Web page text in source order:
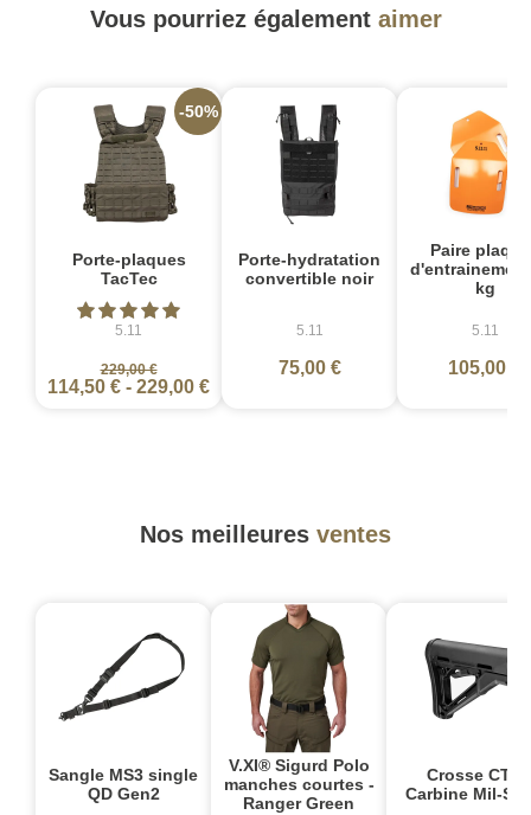
Vous pourriez également aimer
Porte-plaques
TacTec
5.11
229,00 €
114,50 € - 229,00 €
-50%
Porte-hydratation
convertible noir
5.11
75,00 €
Paire
kg
5.11
105,00 €
Nos meilleures ventes
Sangle MS3 single
QD Gen2
V.XI® Sigurd Polo
manches courtes -
Ranger Green
Crosse CTR
Carbine Mil-